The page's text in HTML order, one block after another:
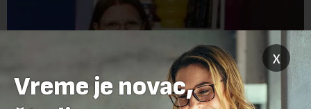
x
Vreme je novac,